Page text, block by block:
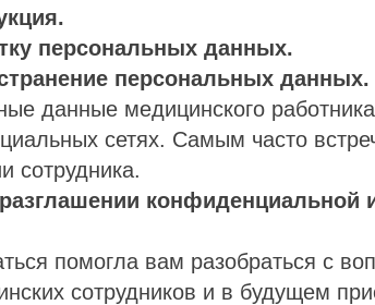
персональных данных.
персональных данных.
данные медицинского
сетях. Самым часто
сотрудника.
помогла вам разобраться с
сотрудников и в будущем